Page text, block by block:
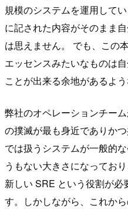
規模のシステムを運用して
に記された内容がそのまま
は思えません。 でも、この
エッセンスみたいなものは
ことが出来る余地があるよう
弊社のオペレーションチー
の撲滅が最も身近でありか
では扱うシステムが一般的
うもない大きさになってお
新しい SRE という役割が必
す。しかしながら、これか